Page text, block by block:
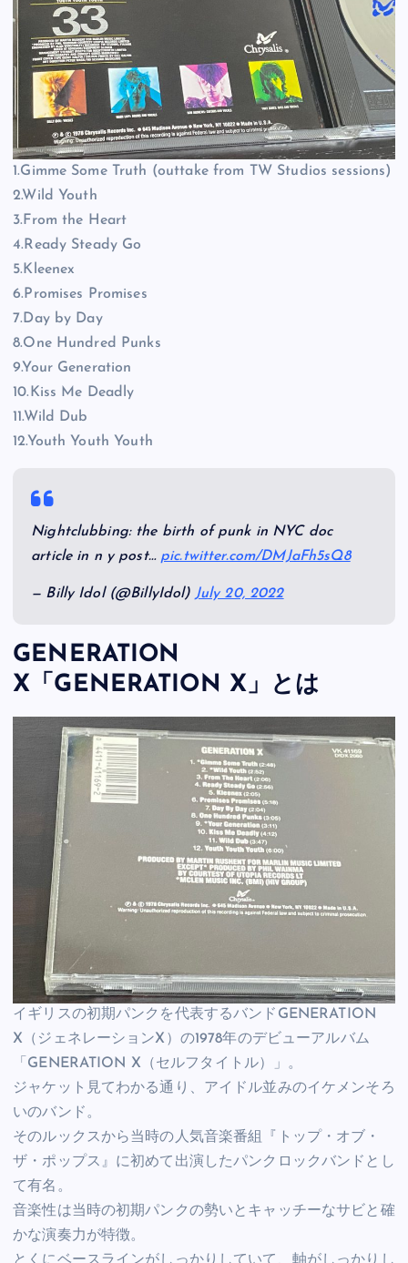
1.Gimme Some Truth (outtake from TW Studios sessions)
2.Wild Youth
3.From the Heart
4.Ready Steady Go
5.Kleenex
6.Promises Promises
7.Day by Day
8.One Hundred Punks
9.Your Generation
10.Kiss Me Deadly
11.Wild Dub
12.Youth Youth Youth
Nightclubbing: the birth of punk in NYC doc
article in n y post… pic.twitter.com/DMJaFh5sQ8
— Billy Idol (@BillyIdol) July 20, 2022
GENERATION
X「GENERATION X」とは
イギリスの初期パンクを代表するバンドGENERATION
X（ジェネレーションX）の1978年のデビューアルバム
「GENERATION X（セルフタイトル）」。
ジャケット見てわかる通り、アイドル並みのイケメンそろ
いのバンド。
そのルックスから当時の人気音楽番組『トップ・オブ・
ザ・ポップス』に初めて出演したパンクロックバンドとし
て有名。
音楽性は当時の初期パンクの勢いとキャッチーなサビと確
かな演奏力が特徴。